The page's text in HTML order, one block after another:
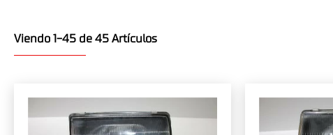
Viendo 1-45 de 45 Artículos